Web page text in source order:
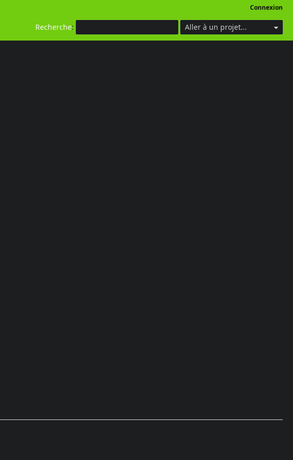
Connexion
Recherche: Aller à un projet...